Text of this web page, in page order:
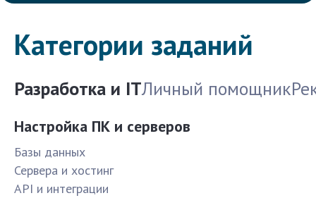
Категории заданий
Разработка и ITЛичный помощник
Настройка ПК и серверов
Базы данных
Сервера и хостинг
API и интеграции